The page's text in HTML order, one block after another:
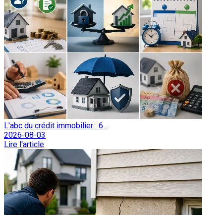
L'abc du crédit immobilier : 6...
2026-08-03
Lire l'article